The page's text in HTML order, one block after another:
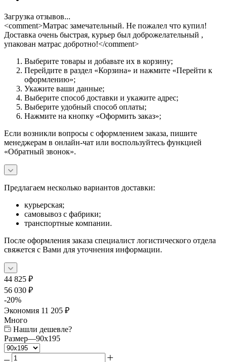
Загрузка отзывов...
<comment>Матрас замечательный. Не пожалел что купил!
Доставка очень быстрая, курьер был доброжелательный ,
упакован матрас добротно!</comment>
Выберите товары и добавьте их в корзину;
Перейдите в раздел «Корзина» и нажмите «Перейти к
оформлению»;
Укажите ваши данные;
Выберите способ доставки и укажите адрес;
Выберите удобный способ оплаты;
Нажмите на кнопку «Оформить заказ»;
Если возникли вопросы с оформлением заказа, пишите
менеджерам в онлайн-чат или воспользуйтесь функцией
«Обратный звонок».
Предлагаем несколько вариантов доставки:
курьерская;
самовывоз с фабрики;
транспортные компании.
После оформления заказа специалист логистического отдела
свяжется с Вами для уточнения информации.
44 825 ₽
56 030 ₽
-20%
Экономия 11 205 ₽
Много
Нашли дешевле?
Размер—90x195